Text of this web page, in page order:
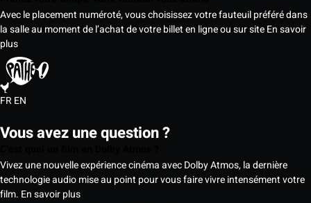
Avec le placement numéroté, vous choisissez votre fauteuil préféré dans
la salle au moment de l’achat de votre billet en ligne ou sur siteEn savoir
plus
FREN
Vous avez une question ?
Vivez une nouvelle expérience cinéma avec Dolby Atmos, la dernière
technologie audio mise au point pour vous faire vivre intensément votre
film. En savoir plus